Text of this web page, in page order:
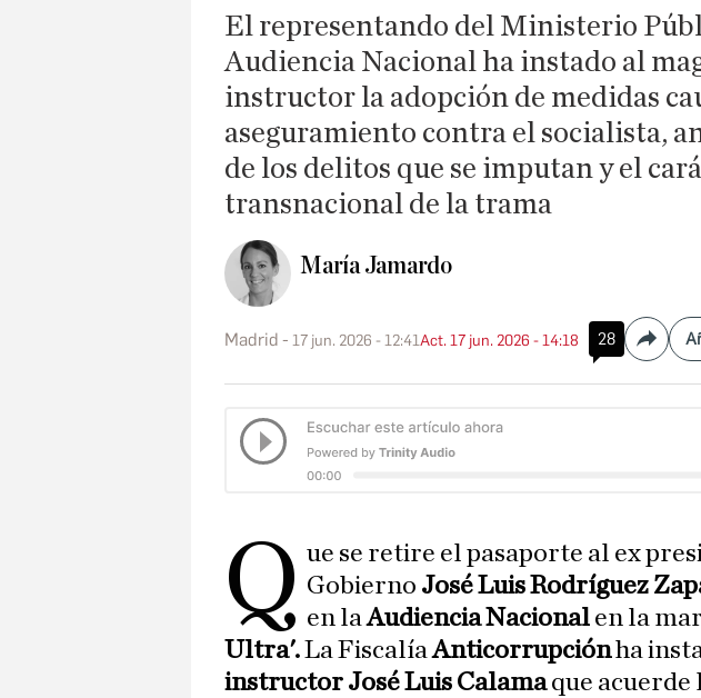
El representando del Ministerio
Audiencia Nacional ha instado al
instructor la adopción de medidas
aseguramiento contra el socialista,
de los delitos que se imputan y el
transnacional de la trama
María Jamardo
Madrid 17 jun. 2026 - 12:41Act. 17 jun. 2026 - 14:18 28
Q ue se retire el pasaporte al ex
Gobierno José Luis Rodríguez
en laAudiencia Nacional en la
Ultra'.La FiscalíaAnticorrupciónha
instructor José Luis Calamaque acuerde